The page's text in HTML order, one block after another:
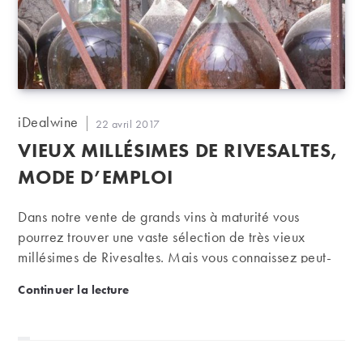
Auteur/autrice
la
publication :
iDealwine
Publication
publiée :
22 avril 2017
VIEUX MILLÉSIMES DE RIVESALTES,
MODE D’EMPLOI
Dans notre vente de grands vins à maturité vous
pourrez trouver une vaste sélection de très vieux
millésimes de Rivesaltes. Mais vous connaissez peut-
naturels : comment sont-ils élaborés et quels sont les
Continuer la lectureVieux millésimes de Rivesaltes, mode d’emploi